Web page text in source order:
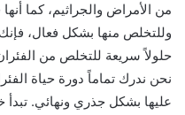
من الأمراض والجراثيم، كما
وللتخلص منها بشكل فعال،
حلولاً سريعة للتخلص من
نحن ندرك تماماً دورة حياة
عليها بشكل جذري ونهائي.